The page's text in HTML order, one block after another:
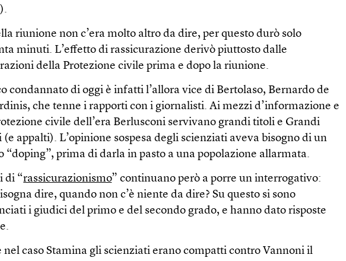
riunione non c’era molto altro da dire, per questo durò solo
minuti. L’effetto di rassicurazione derivò piuttosto dalle
della Protezione civile prima e dopo la riunione.
condannato di oggi è infatti l’allora vice di Bertolaso, Bernardo de
che tenne i rapporti con i giornalisti. Ai mezzi d’informazione e
civile dell’era Berlusconi servivano grandi titoli e Grandi
(e appalti). L’opinione sospesa degli scienziati aveva bisogno di un
“doping”, prima di darla in pasto a una popolazione allarmata.
di “rassicurazionismo” continuano però a porre un interrogativo:
dire, quando non c’è niente da dire? Su questo si sono
i giudici del primo e del secondo grado, e hanno dato risposte
nel caso Stamina gli scienziati erano compatti contro Vannoni il